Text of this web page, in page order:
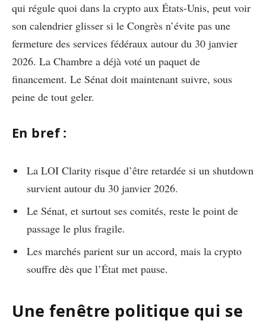
qui régule quoi dans la crypto aux États-Unis, peut voir
son calendrier glisser si le Congrès n’évite pas une
fermeture des services fédéraux autour du 30 janvier
2026. La Chambre a déjà voté un paquet de
financement. Le Sénat doit maintenant suivre, sous
peine de tout geler.
En bref :
La LOI Clarity risque d’être retardée si un shutdown
survient autour du 30 janvier 2026.
Le Sénat, et surtout ses comités, reste le point de
passage le plus fragile.
Les marchés parient sur un accord, mais la crypto
souffre dès que l’État met pause.
Une fenêtre politique qui se